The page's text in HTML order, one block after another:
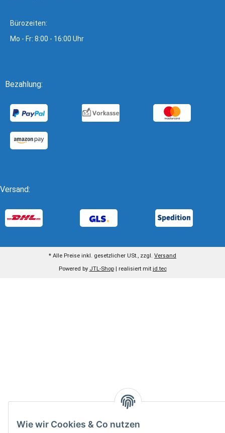
Bürozeiten:
Mo - Fr: 8:00 - 16:00 Uhr
Bezahlung:
Versand:
* Alle Preise inkl. gesetzlicher USt., zzgl. Versand
Powered by JTL-Shop | realisiert mit jd.tec
Wie wir Cookies & Co nutzen